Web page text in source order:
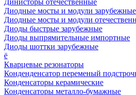
Динисторы отечественные
Диодные мосты и модули зарубежные
Диодные мосты и модули
Диоды быстрые зарубежные
Диоды выпрямительные импортные
Диоды шоттки зарубежные
ё
Кварцевые резонаторы
Конденденсатор переменый
Конденсаторы керамические
Конденсаторы металло-бумажные